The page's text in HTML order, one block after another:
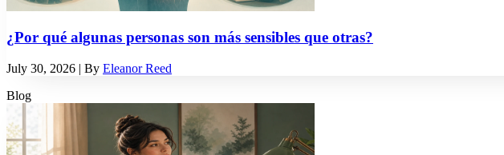
¿Por qué algunas personas son más sensibles que otras?
July 30, 2026 | By Eleanor Reed
Blog